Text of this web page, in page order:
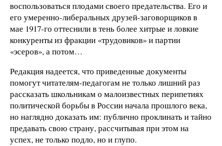
воспользоваться плодами своего предательства. Его и
его умеренно-либеральных друзей-заговорщиков в
мае 1917-го оттеснили в тень более хитрые и ловкие
конкуренты из фракции «трудовиков» и партии
«эсеров», а потом…
Редакция надеется, что приведенные документы
помогут читателям-педагогам не только лишний раз
рассказать школьникам о малоизвестных перипетиях
политической борьбы в России начала прошлого века,
но наглядно доказать им: публично проклинать и тайно
предавать свою страну, рассчитывая при этом на
успех, не только подло, но и глупо.